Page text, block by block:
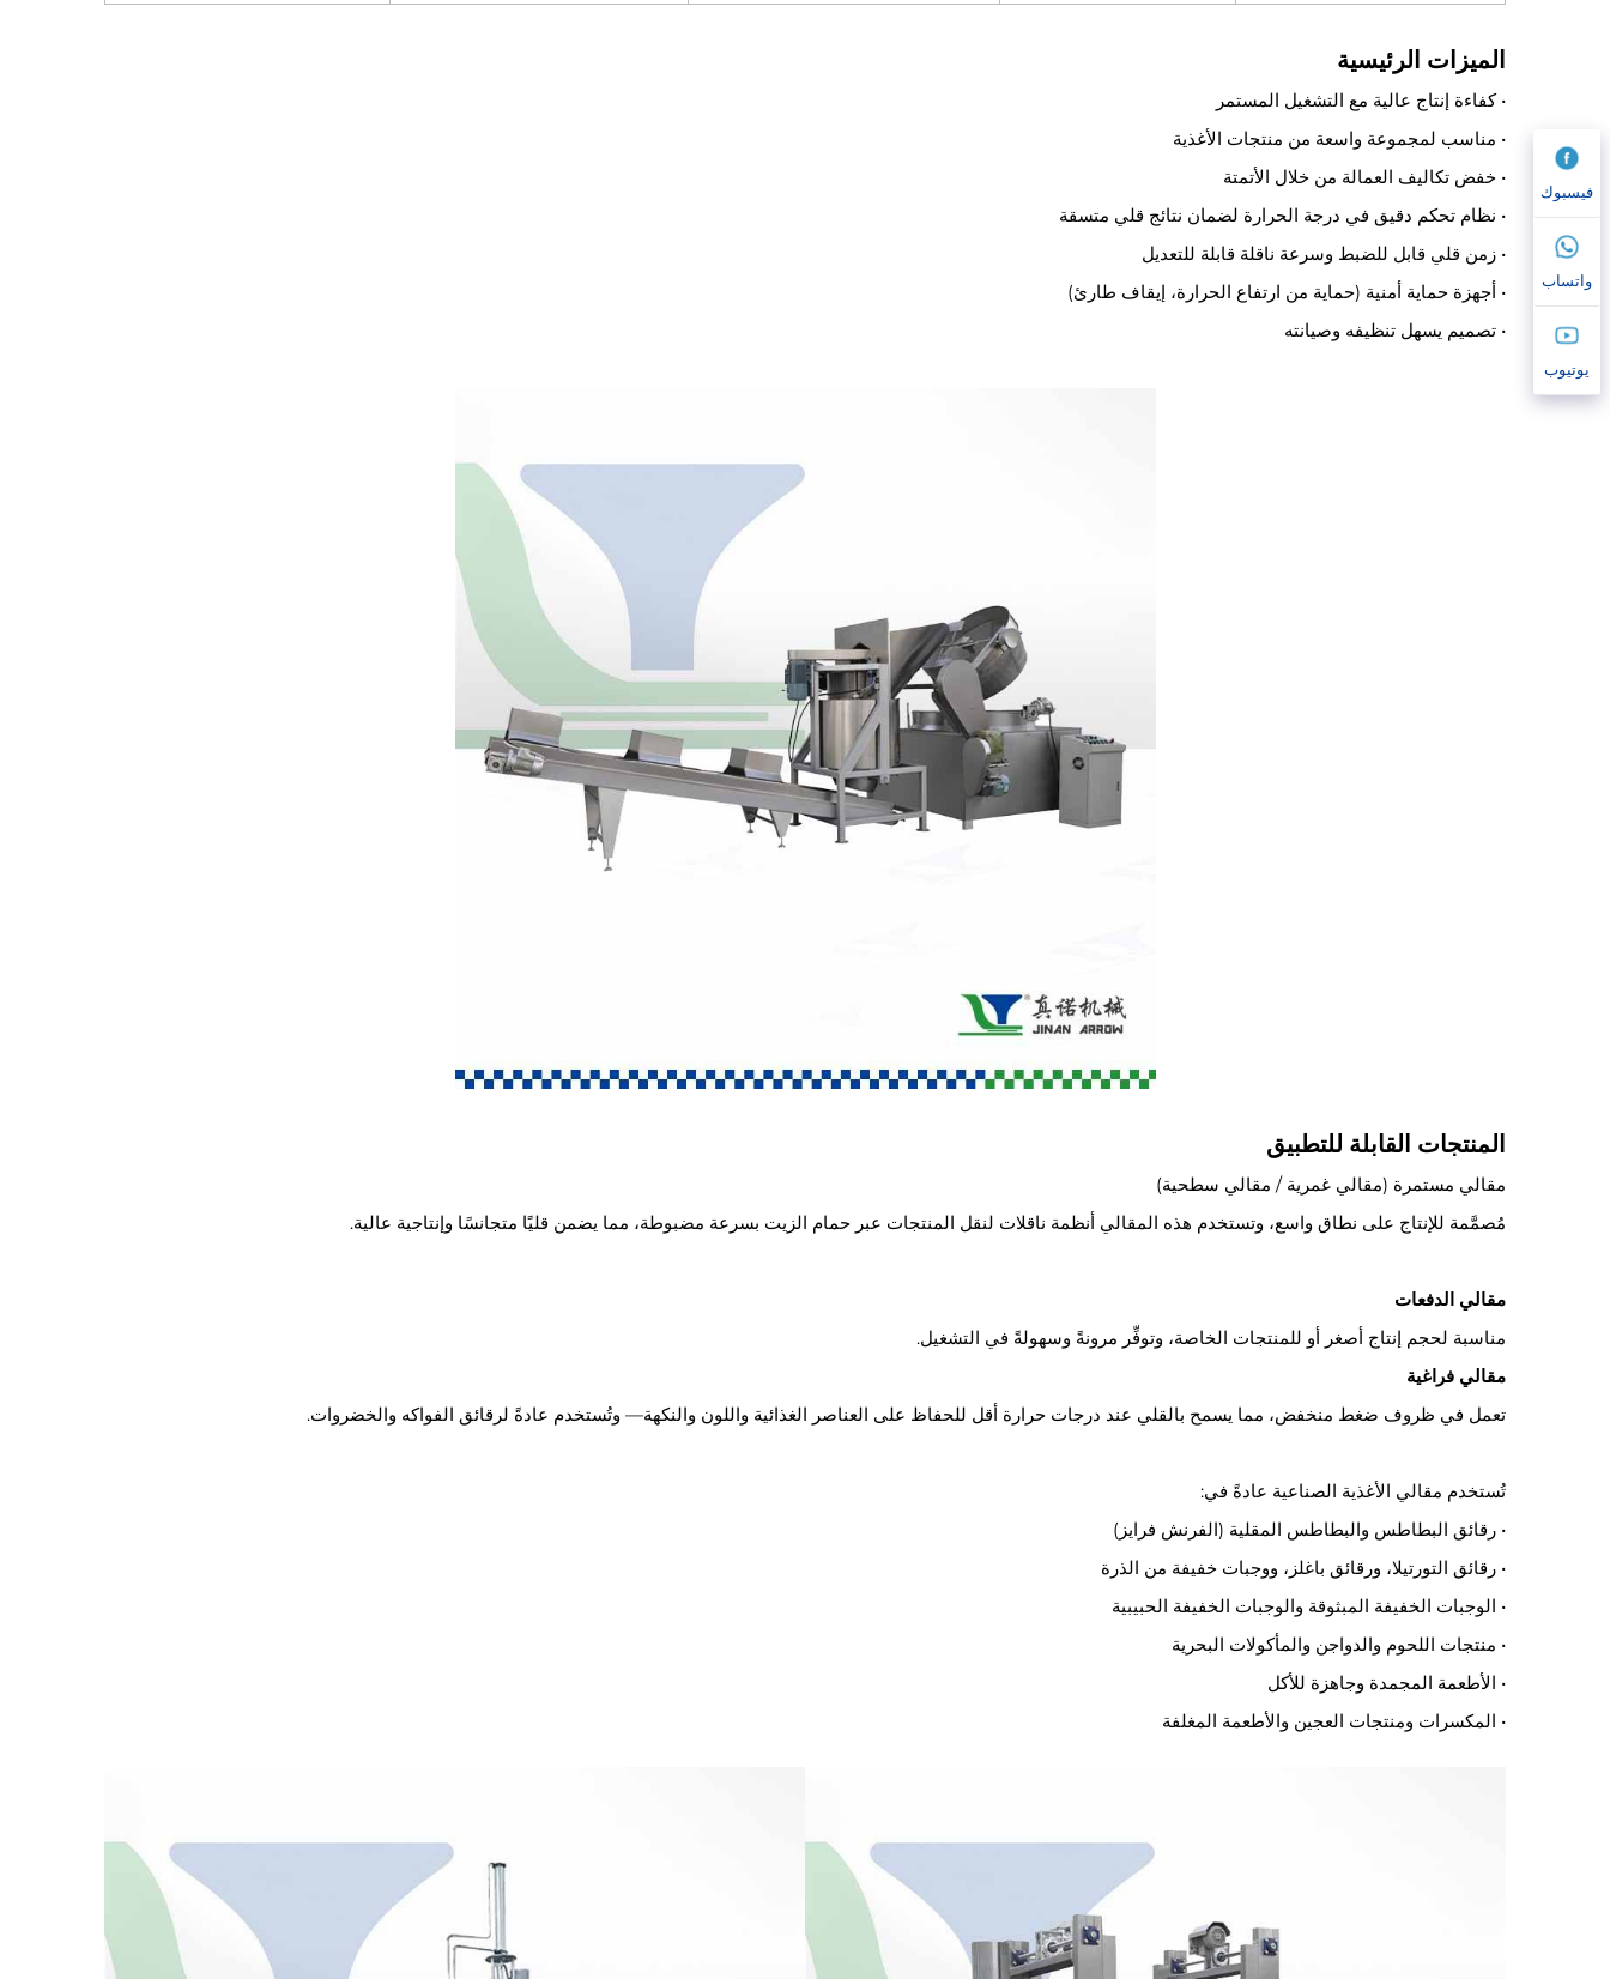
الميزات الرئيسية
• كفاءة إنتاج عالية مع التشغيل المستمر
• مناسب لمجموعة واسعة من منتجات الأغذية
• خفض تكاليف العمالة من خلال الأتمتة
• نظام تحكم دقيق في درجة الحرارة لضمان نتائج قلي متسقة
• زمن قلي قابل للضبط وسرعة ناقلة قابلة للتعديل
• أجهزة حماية أمنية (حماية من ارتفاع الحرارة، إيقاف طارئ)
• تصميم يسهل تنظيفه وصيانته
المنتجات القابلة للتطبيق
مقالي مستمرة (مقالي غمرية / مقالي سطحية)
مُصمَّمة للإنتاج على نطاق واسع، وتستخدم هذه المقالي أنظمة ناقلات لنقل المنتجات عبر حمام الزيت بسرعة مضبوطة، مما يضمن قليًا متجانسًا وإنتاجية عالية.
مقالي الدفعات
مناسبة لحجم إنتاج أصغر أو للمنتجات الخاصة، وتوفِّر مرونةً وسهولةً في التشغيل.
مقالي فراغية
تعمل في ظروف ضغط منخفض، مما يسمح بالقلي عند درجات حرارة أقل للحفاظ على العناصر الغذائية واللون والنكهة— وتُستخدم عادةً لرقائق الفواكه والخضروات.
تُستخدم مقالي الأغذية الصناعية عادةً في:
• رقائق البطاطس والبطاطس المقلية (الفرنش فرايز)
• رقائق التورتيلا، ورقائق باغلز، ووجبات خفيفة من الذرة
• الوجبات الخفيفة المبثوقة والوجبات الخفيفة الحبيبية
• منتجات اللحوم والدواجن والمأكولات البحرية
• الأطعمة المجمدة وجاهزة للأكل
• المكسرات ومنتجات العجين والأطعمة المغلفة
فيسبوك
واتساب
يوتيوب